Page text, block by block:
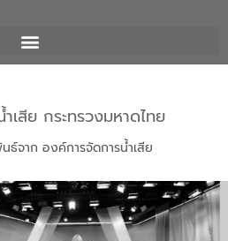
เสีย กระทรวงมหาดไทย
ธ์จาก องค์การจัดการน้ำเสีย